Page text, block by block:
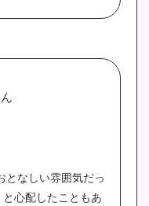
となしい雰囲気だっ
心配したこともあ